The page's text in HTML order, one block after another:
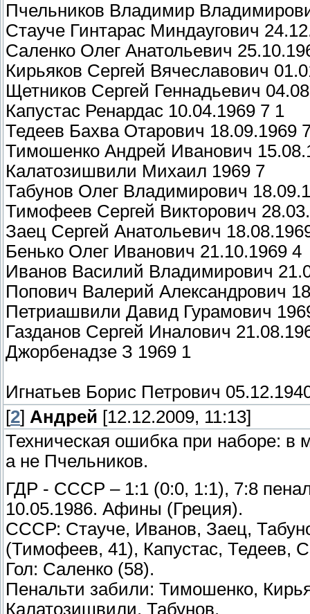
Пчельников Владимир
Стауче Гинтарас Миндаугович
Саленко Олег Анатольевич
Кирьяков Сергей Вячеславович
Щетников Сергей Геннадьевич
Капустас Ренардас 10.04.1969 7 1
Тедеев Бахва Отарович 18.09.1969
Тимошенко Андрей Иванович
Калатозишвили Михаил 1969 7
Табунов Олег Владимирович
Тимофеев Сергей Викторович
Заец Сергей Анатольевич
Бенько Олег Иванович 21.10.1969 4
Иванов Василий Владимирович
Попович Валерий Александрович
Петриашвили Давид Гурамович
Газданов Сергей Иналович
Джорбенадзе З 1969 1
Игнатьев Борис Петрович
[2] Андрей [12.12.2009, 11:13]
Техническая ошибка при наборе: в
а не Пчельников.
ГДР - СССР – 1:1 (0:0, 1:1), 7:8
10.05.1986. Афины (Греция).
СССР: Стауче, Иванов, Заец,
(Тимофеев, 41), Капустас, Тедеев,
Гол: Саленко (58).
Пенальти забили: Тимошенко,
Калатозишвили, Табунов.